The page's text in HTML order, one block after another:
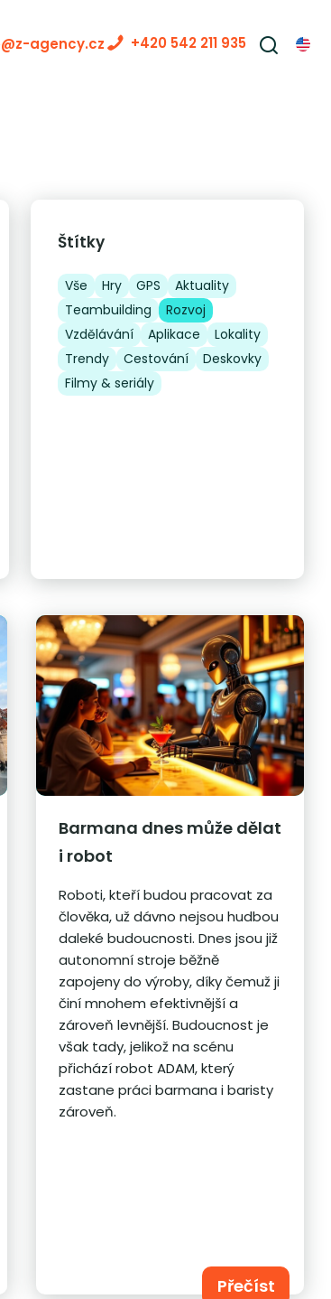
agency.cz +420 542 211 935
Štítky
Vše Hry GPS
Aktuality
Teambuilding
Rozvoj
Vzdělávání
Aplikace
Lokality
Trendy
Cestování
Deskovky
Filmy & seriály
Barmana dnes může dělat
i robot
Roboti, kteří budou pracovat za
člověka, už dávno nejsou hudbou
daleké budoucnosti. Dnes jsou již
autonomní stroje běžně
zapojeny do výroby, díky čemuž ji
činí mnohem efektivnější a
zároveň levnější. Budoucnost je
však tady, jelikož na scénu
přichází robot ADAM, který
zastane práci barmana i baristy
zároveň.
Přečíst